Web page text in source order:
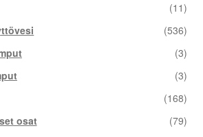
(11)
(536)
(3)
(3)
(168)
osat
(79)